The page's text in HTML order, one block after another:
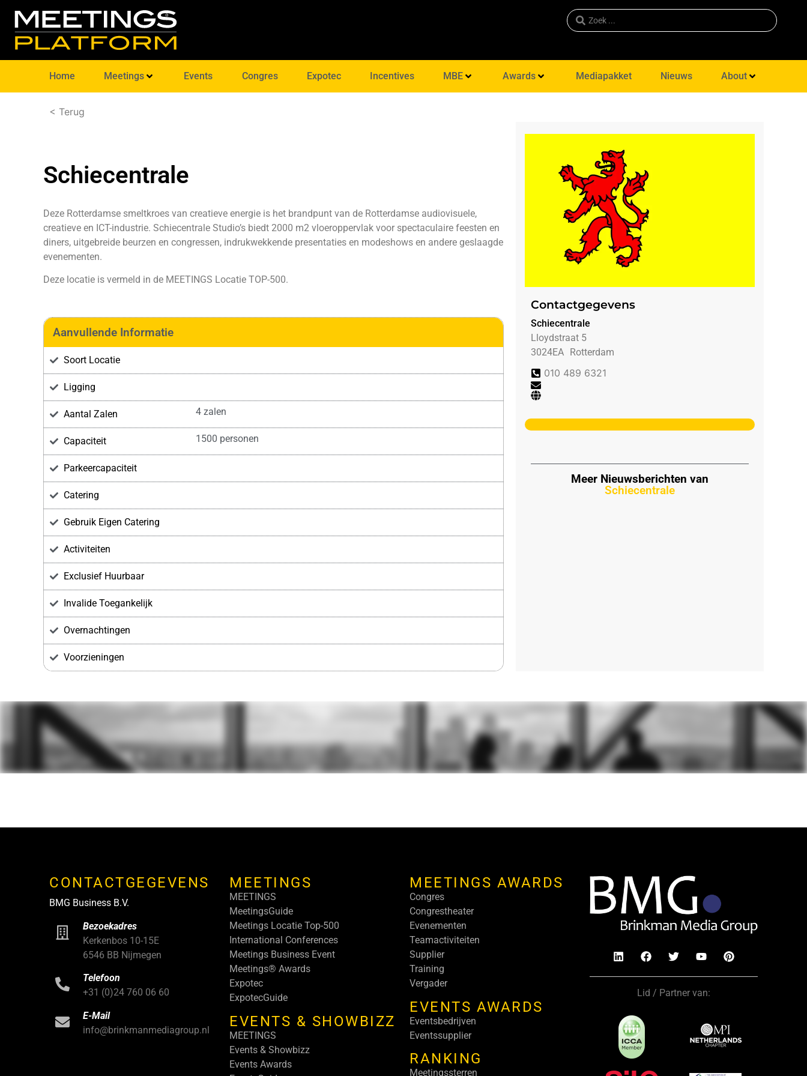
Home Meetings Events Congres Expotec Incentives MBE Awards Mediapakket Nieuws About
< Terug
Schiecentrale
Deze Rotterdamse smeltkroes van creatieve energie is het brandpunt van de Rotterdamse audiovisuele,
creatieve en ICT-industrie. Schiecentrale Studio’s biedt 2000 m2 vloeroppervlak voor spectaculaire feesten en
diners, uitgebreide beurzen en congressen, indrukwekkende presentaties en modeshows en andere geslaagde
evenementen.
Deze locatie is vermeld in de MEETINGS Locatie TOP-500.
Aanvullende Informatie
Soort Locatie
Ligging
Aantal Zalen 4 zalen
Capaciteit 1500 personen
Parkeercapaciteit
Catering
Gebruik Eigen Catering
Activiteiten
Exclusief Huurbaar
Invalide Toegankelijk
Overnachtingen
Voorzieningen
Contactgegevens
Schiecentrale
Lloydstraat 5
3024EA
Rotterdam
010 489 6321
Meer Nieuwsberichten van
Schiecentrale
CONTACTGEGEVENS
BMG Business B.V.
Bezoekadres
Kerkenbos 10-15E
6546 BB Nijmegen
Telefoon
+31 (0)24 760 06 60
E-Mail
info@brinkmanmediagroup.nl
MEETINGS
MEETINGS
MeetingsGuide
Meetings Locatie Top-500
International Conferences
Meetings Business Event
Meetings® Awards
Expotec
ExpotecGuide
EVENTS & SHOWBIZZ
MEETINGS
Events & Showbizz
Events Awards
MEETINGS AWARDS
Congres
Congrestheater
Evenementen
Teamactiviteiten
Supplier
Training
Vergader
EVENTS AWARDS
Eventsbedrijven
Eventssupplier
RANKING
Meetingssterren
Lid / Partner van: